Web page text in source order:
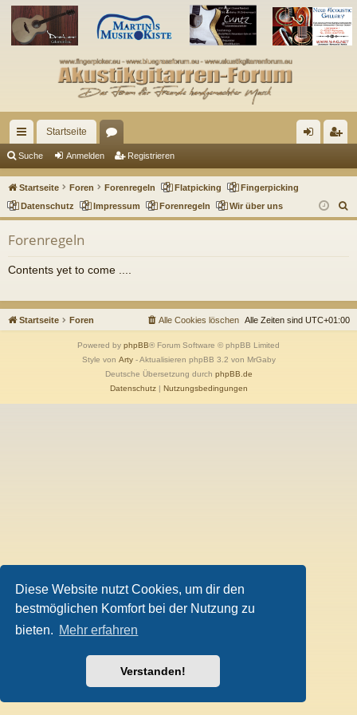
Diese Website nutzt Cookies, um dir den
bestmöglichen Komfort bei der Nutzung zu
bieten. Mehr erfahren
Verstanden!
ch
ne
llz
Startseite
en m ist
rie
Suche Anmelden Registrieren
Startseite Foren Forenregeln Flatpicking
Fingerpicking
Datenschutz
Impressum Forenregeln Wir über uns
u
Forenregeln
Contents yet to come ....
Startseite Foren Alle Zeiten sind UTC+01:00
Alle Cookies löschen
Powered by phpBB® Forum Software © phpBB Limited
Style von Arty- Aktualisieren phpBB 3.2 von MrGaby
Deutsche Übersetzung durch phpBB.de
Datenschutz| Nutzungsbedingungen